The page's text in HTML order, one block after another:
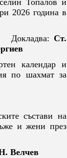
Топалов и
2026 година в
Докладва: Ст.
календар и
по шахмат за
състави на
и жени през
Велчев